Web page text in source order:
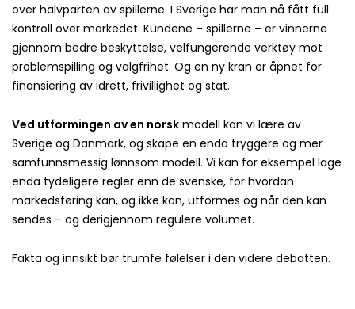
over halvparten av spillerne. I Sverige har man nå fått full
kontroll over markedet. Kundene – spillerne – er vinnerne
gjennom bedre beskyttelse, velfungerende verktøy mot
problemspilling og valgfrihet. Og en ny kran er åpnet for
finansiering av idrett, frivillighet og stat.
Ved utformingen av en norsk modell kan vi lære av
Sverige og Danmark, og skape en enda tryggere og mer
samfunnsmessig lønnsom modell. Vi kan for eksempel lage
enda tydeligere regler enn de svenske, for hvordan
markedsføring kan, og ikke kan, utformes og når den kan
sendes – og derigjennom regulere volumet.
Fakta og innsikt bør trumfe følelser i den videre debatten.